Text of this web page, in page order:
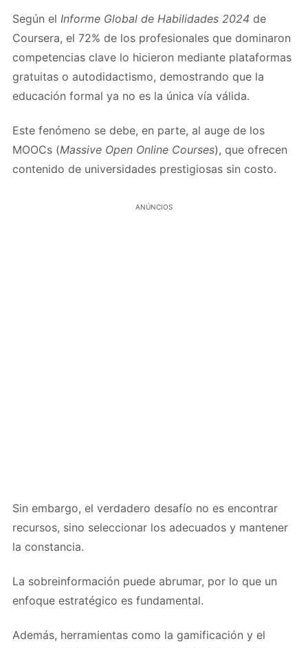
Según el Informe Global de Habilidades 2024 de
Coursera, el 72% de los profesionales que dominaron
competencias clave lo hicieron mediante plataformas
gratuitas o autodidactismo, demostrando que la
educación formal ya no es la única vía válida.
Este fenómeno se debe, en parte, al auge de los
MOOCs (Massive Open Online Courses), que ofrecen
contenido de universidades prestigiosas sin costo.
ANÚNCIOS
Sin embargo, el verdadero desafío no es encontrar
recursos, sino seleccionar los adecuados y mantener
la constancia.
La sobreinformación puede abrumar, por lo que un
enfoque estratégico es fundamental.
Además, herramientas como la gamificación y el